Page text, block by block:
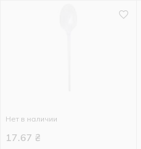
Нет в наличии
17.67 ₴